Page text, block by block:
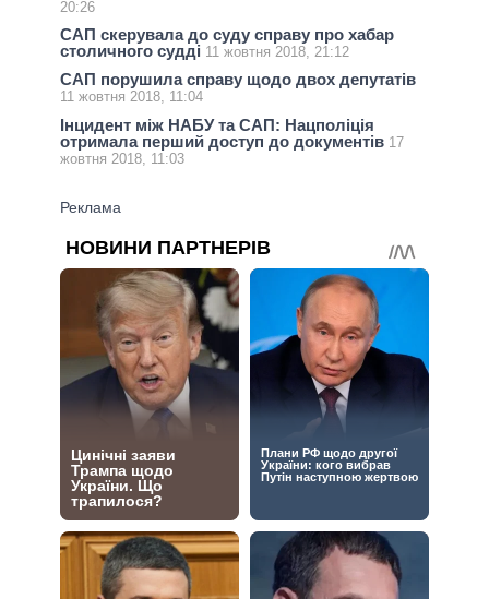
20:26
САП скерувала до суду справу про хабар
столичного судді 11 жовтня 2018, 21:12
САП порушила справу щодо двох депутатів
11 жовтня 2018, 11:04
Інцидент між НАБУ та САП: Нацполіція
отримала перший доступ до документів 17
жовтня 2018, 11:03